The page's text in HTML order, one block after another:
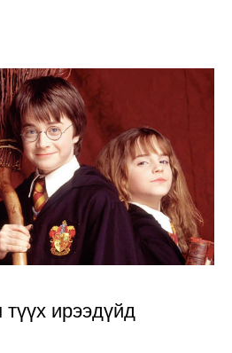
ирээдүйд